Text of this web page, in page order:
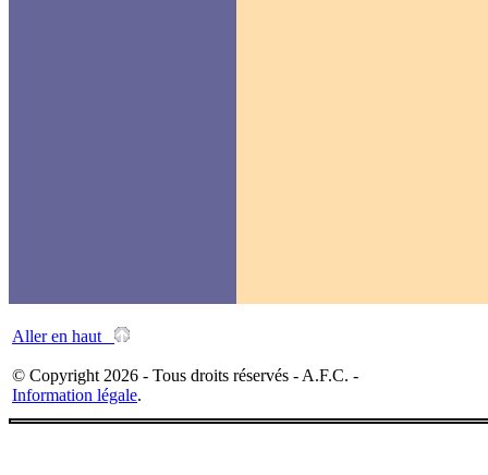
Aller en haut
© Copyright 2026 - Tous droits réservés - A.F.C. -
Information légale.